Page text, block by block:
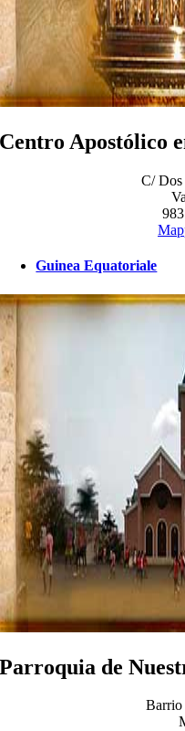
Centro Apostólico
C/
Guinea Equatoriale
Parroquia de
Barrio